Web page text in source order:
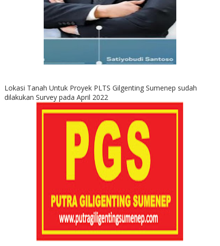
Lokasi Tanah Untuk Proyek PLTS Gilgenting Sumenep sudah
dilakukan Survey pada April 2022